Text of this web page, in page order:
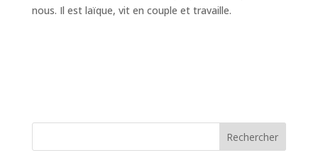
nous. Il est laïque, vit en couple et travaille.